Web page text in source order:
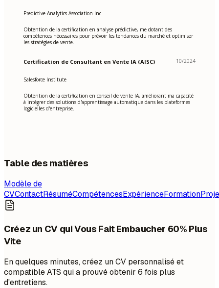
Predictive Analytics Association Inc
Obtention de la certification en analyse prédictive, me dotant des
compétences nécessaires pour prévoir les tendances du marché et optimiser
les stratégies de vente.
Certification de Consultant en Vente IA (AISC) 10/2024
Salesforce Institute
Obtention de la certification en conseil de vente IA, améliorant ma capacité
à intégrer des solutions d'apprentissage automatique dans les plateformes
logicielles d'entreprise.
Table des matières
Modèle de
CVContactRésuméCompétencesExpérienceFormation
Créez un CV qui Vous Fait Embaucher 60% Plus
Vite
En quelques minutes, créez un CV personnalisé et
compatible ATS qui a prouvé obtenir 6 fois plus
d'entretiens.